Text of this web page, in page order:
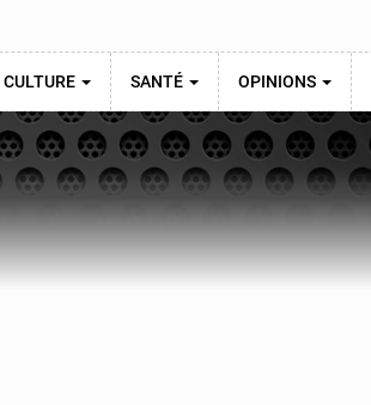
CULTURE SANTÉ OPINIONS